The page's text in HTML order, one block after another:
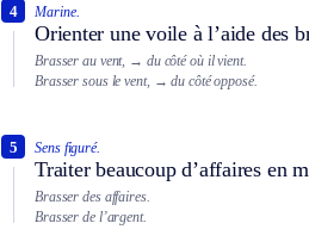
Marine.
Orienter une voile à l’aide des
4
Brasser au vent, → du côté où il vient.
Brasser sous le vent, → du côté opposé.
Sens figuré.
Traiter beaucoup d’affaires en
5
Brasser des affaires.
Brasser de l’argent.